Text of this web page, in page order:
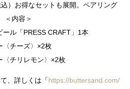
）お得なセットも展開。ペアリング
＜内容＞
ル「PRESS CRAFT」1本
チーズ〉×2枚
チリレモン〉×2枚
、詳しくは「https://buttersand.com/